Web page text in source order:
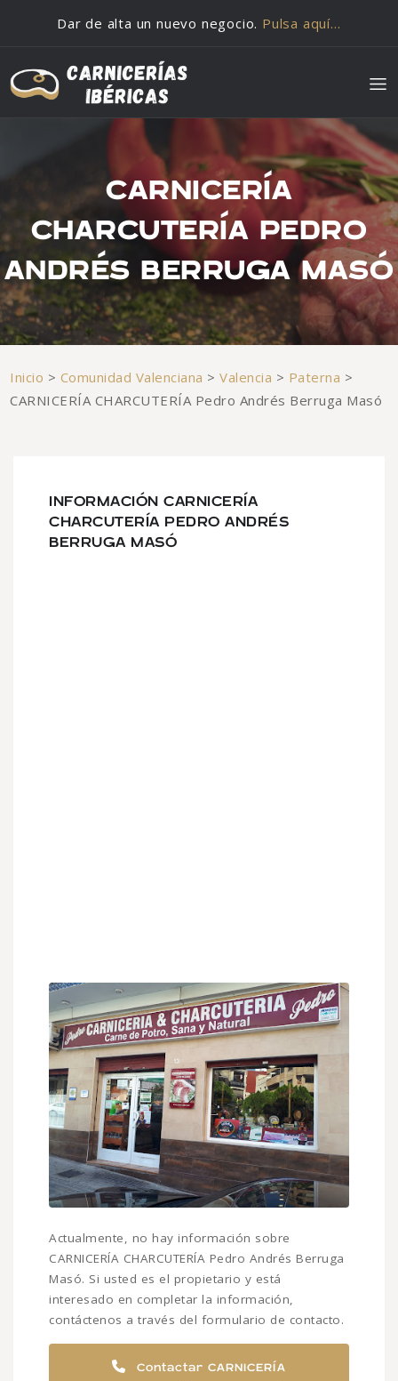
Dar de alta un nuevo negocio. Pulsa aquí…
CARNICERÍA
CHARCUTERÍA PEDRO
ANDRÉS BERRUGA MASÓ
Inicio > Comunidad Valenciana >Valencia > Paterna >
CARNICERÍA CHARCUTERÍA Pedro Andrés Berruga Masó
INFORMACIÓN CARNICERÍA
CHARCUTERÍA PEDRO ANDRÉS
BERRUGA MASÓ
Actualmente, no hay información sobre
CARNICERÍA CHARCUTERÍA Pedro Andrés Berruga
Masó. Si usted es el propietario y está
interesado en completar la información,
contáctenos a través del formulario de contacto.
Contactar CARNICERÍA